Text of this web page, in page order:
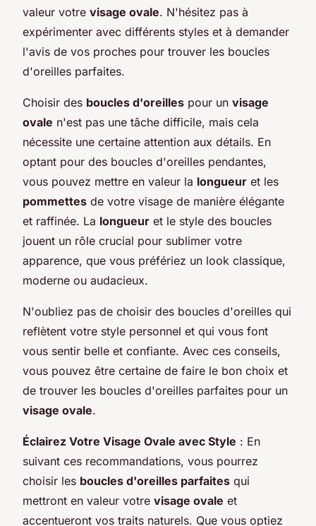
valeur votre visage ovale. N'hésitez pas à
expérimenter avec différents styles et à demander
l'avis de vos proches pour trouver les boucles
d'oreilles parfaites.
Choisir des boucles d'oreilles pour un visage
ovale n'est pas une tâche difficile, mais cela
nécessite une certaine attention aux détails. En
optant pour des boucles d'oreilles pendantes,
vous pouvez mettre en valeur la longueur et les
pommettes de votre visage de manière élégante
et raffinée. La longueur et le style des boucles
jouent un rôle crucial pour sublimer votre
apparence, que vous préfériez un look classique,
moderne ou audacieux.
N'oubliez pas de choisir des boucles d'oreilles qui
reflètent votre style personnel et qui vous font
vous sentir belle et confiante. Avec ces conseils,
vous pouvez être certaine de faire le bon choix et
de trouver les boucles d'oreilles parfaites pour un
visage ovale.
Éclairez Votre Visage Ovale avec Style : En
suivant ces recommandations, vous pourrez
choisir les boucles d'oreilles parfaites qui
mettront en valeur votre visage ovale et
accentueront vos traits naturels. Que vous optiez